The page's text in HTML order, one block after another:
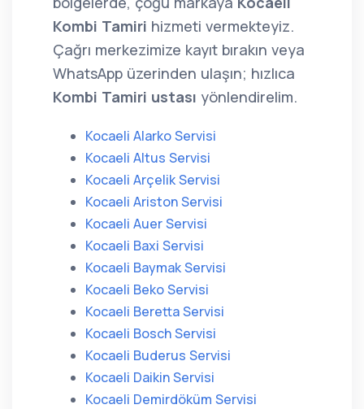
Kombi Tamiri hizmeti vermekteyiz.
Çağrı merkezimize kayıt bırakın veya
WhatsApp üzerinden ulaşın; hızlıca
Kombi Tamiri ustası yönlendirelim.
Kocaeli Alarko Servisi
Kocaeli Altus Servisi
Kocaeli Arçelik Servisi
Kocaeli Ariston Servisi
Kocaeli Auer Servisi
Kocaeli Baxi Servisi
Kocaeli Baymak Servisi
Kocaeli Beko Servisi
Kocaeli Beretta Servisi
Kocaeli Bosch Servisi
Kocaeli Buderus Servisi
Kocaeli Daikin Servisi
Kocaeli Demirdöküm Servisi